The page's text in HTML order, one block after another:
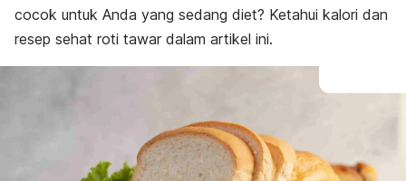
cocok untuk Anda yang sedang diet? Ketahui kalori dan
resep sehat roti tawar dalam artikel ini.